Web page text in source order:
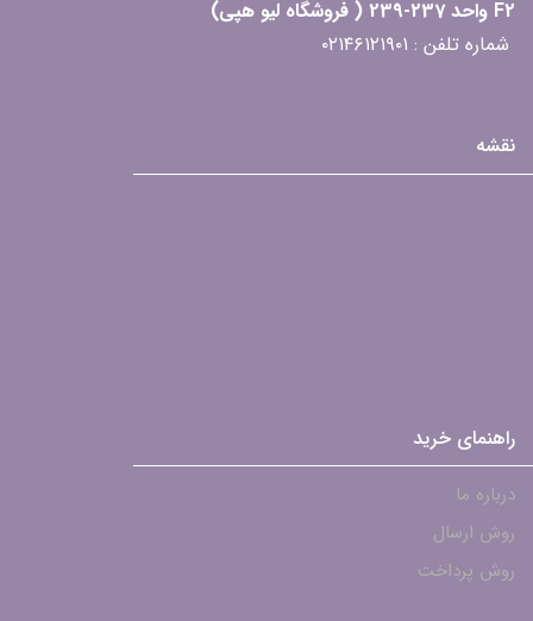
F2 واحد 237-239 ( فروشگاه لیو هپی)
شماره تلفن : ۰۲۱۴۶۱۲۱۹۰۱
نقشه
راهنمای خرید
درباره ما
روش ارسال
روش پرداخت